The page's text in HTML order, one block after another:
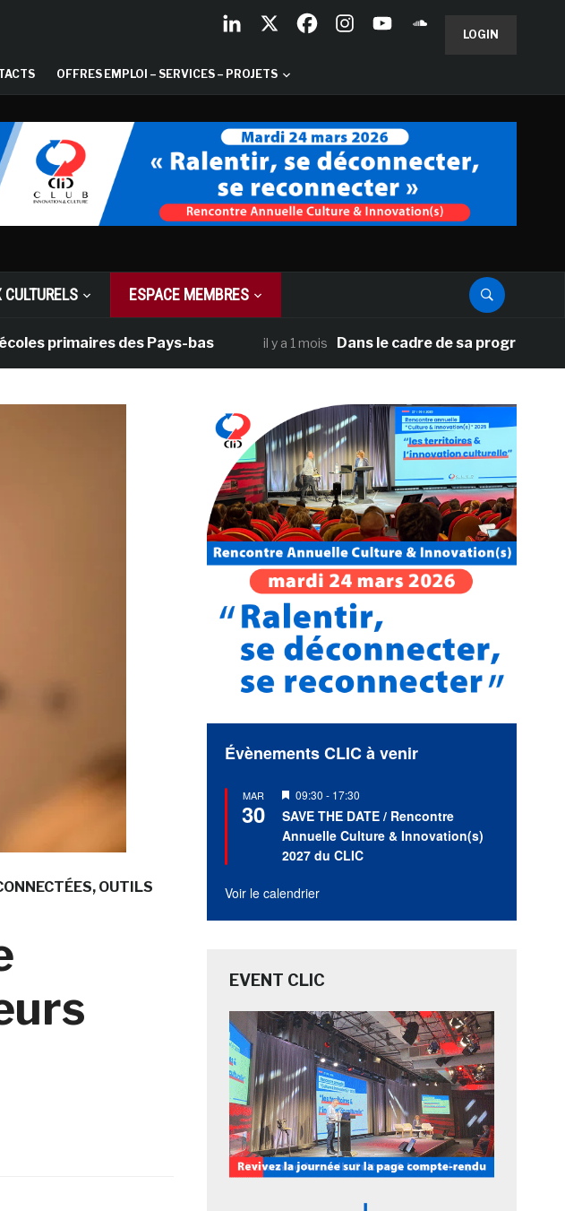
LOGIN
OFFRES EMPLOI – SERVICES – PROJETS
CULTURELS ESPACE MEMBRES
des Pays-bas il y a 1 mois Dans le cadre de sa programmation
OUTILS
Évènements CLIC à venir
MAR
30
Mis
en
avant
09:30 - 17:30
SAVE THE DATE / Rencontre
Annuelle Culture & Innovation(s)
2027 du CLIC
Voir le calendrier
EVENT CLIC